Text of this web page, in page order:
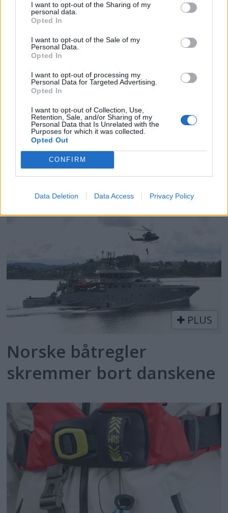
I want to opt-out of the Sharing of my
personal data.
Opted In
I want to opt-out of the Sale of my
Personal Data.
Opted In
I want to opt-out of processing my
Personal Data for Targeted Advertising.
Opted In
I want to opt-out of Collection, Use,
Retention, Sale, and/or Sharing of my
Personal Data that Is Unrelated with the
Purposes for which it was collected.
Opted Out
CONFIRM
Data Deletion Data Access Privacy Policy
drukningsulykker
Ekte redningsaksjoner på
PLUS
Norske båtregler
skremmer bort danskene